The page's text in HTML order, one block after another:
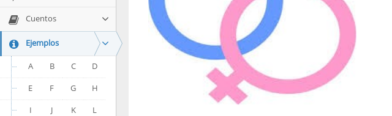
Cuentos
Ejemplos
A B C
D
E
F G
H
I
J K
L